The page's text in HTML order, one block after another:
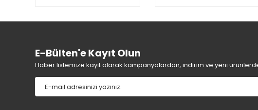
E-Bülten'e Kayıt Olun
Haber listemize kayıt olarak kampanyalardan, indirim ve yeni